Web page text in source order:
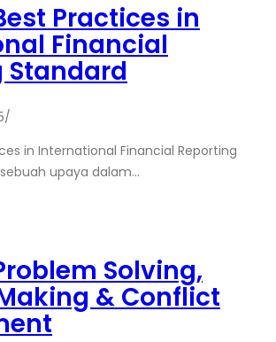
Practices in
Financial
Standard
/
in International Financial Reporting
upaya dalam…
Solving,
& Conflict